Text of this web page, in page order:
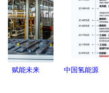
磁图仪及首
个培训基地
落户北京安
贞医院
能源汽车有
没有未来？
赋能未来
中国氢能源